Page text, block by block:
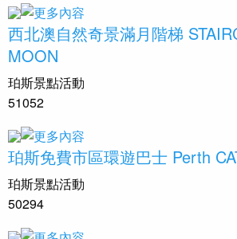
西北澳自然奇景滿月階梯
MOON
珀斯景點活動
51052
珀斯免費市區環遊巴士 Perth
珀斯景點活動
50294